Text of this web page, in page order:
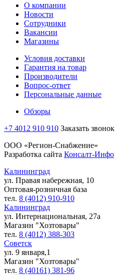
О компании
Новости
Сотрудники
Вакансии
Магазины
Условия доставки
Гарантия на товар
Производители
Вопрос-ответ
Персональные данные
Обзоры
+7 4012 910 910 Заказать звонок
ООО «Регион-Снабжение»
Разработка сайта Консалт-Инфо
Калининград
ул. Правая набережная, 10
Оптовая-розничная база
тел. 8 (4012) 910-910
Калининград
ул. Интернациональная, 27а
Магазин "Хозтовары"
тел. 8 (4012) 388-303
Советск
ул. 9 января,1
Магазин "Хозтовары"
тел. 8 (40161) 381-96